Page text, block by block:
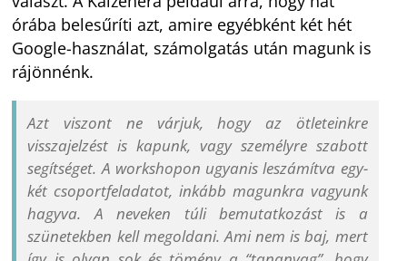
órába belesűríti azt, amire egyébként két hét
Google-használat, számolgatás után magunk is
rájönnénk.
Azt viszont ne várjuk, hogy az ötleteinkre
visszajelzést is kapunk, vagy személyre szabott
segítséget. A workshopon ugyanis leszámítva egy-
két csoportfeladatot, inkább magunkra vagyunk
hagyva. A neveken túli bemutatkozást is a
szünetekben kell megoldani. Ami nem is baj, mert